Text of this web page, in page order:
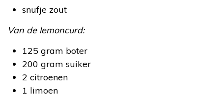
snufje zout
Van de lemoncurd:
125 gram boter
200 gram suiker
2 citroenen
1 limoen